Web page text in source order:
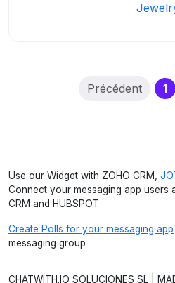
Précédent 1
Use our Widget with ZOHO CRM,
Connect your messaging app users
CRM and HUBSPOT
Create Polls for your messaging app
messaging group
CHATWITH.IO SOLUCIONES SL |